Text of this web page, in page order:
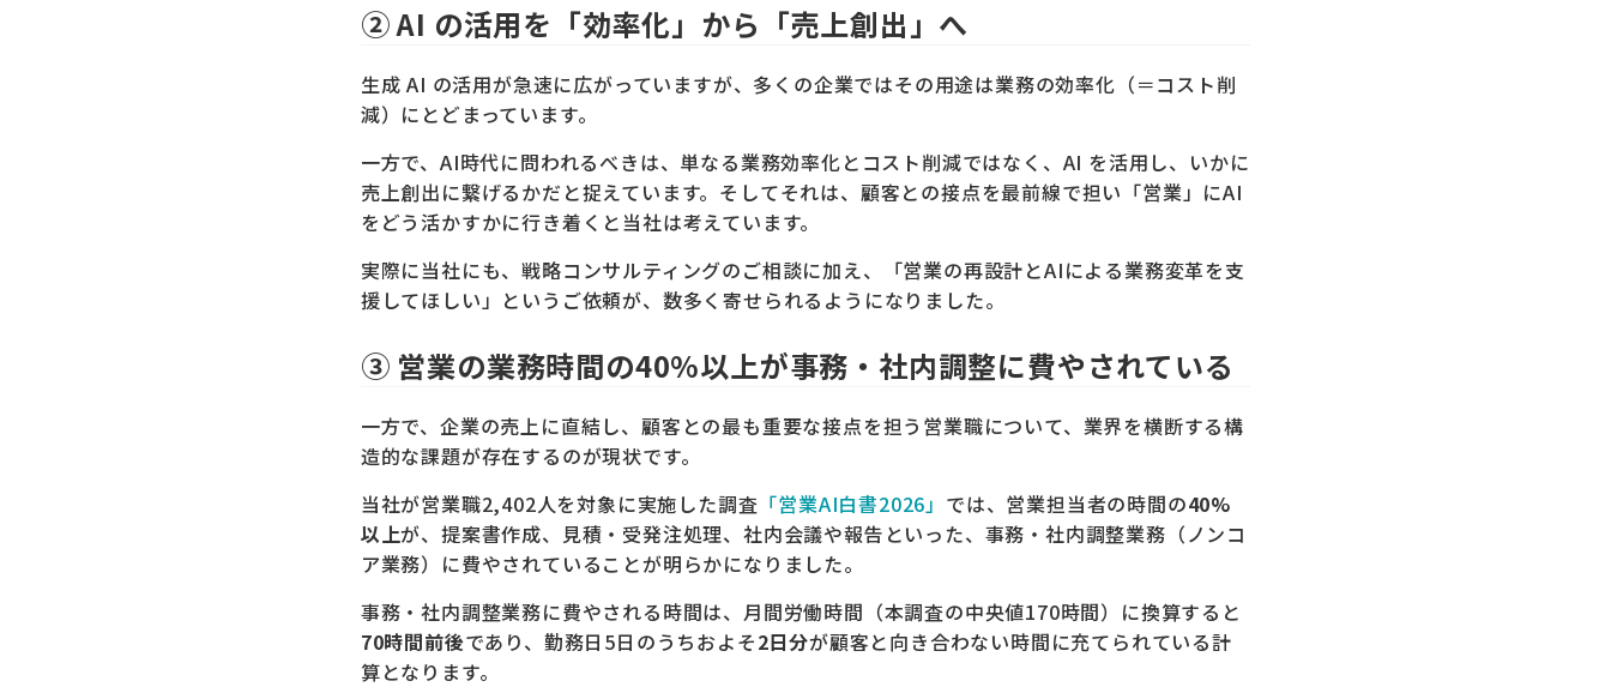
② AI の活用を「効率化」から「売上創出」へ
生成 AI の活用が急速に広がっていますが、多くの企業ではその用途は業務の効率化（＝コスト削
減）にとどまっています。
一方で、AI時代に問われるべきは、単なる業務効率化とコスト削減ではなく、AI を活用し、いかに
売上創出に繋げるかだと捉えています。そしてそれは、顧客との接点を最前線で担い「営業」にAI
をどう活かすかに行き着くと当社は考えています。
実際に当社にも、戦略コンサルティングのご相談に加え、「営業の再設計とAIによる業務変革を支
援してほしい」というご依頼が、数多く寄せられるようになりました。
③ 営業の業務時間の40%以上が事務・社内調整に費やされている
一方で、企業の売上に直結し、顧客との最も重要な接点を担う営業職について、業界を横断する構
造的な課題が存在するのが現状です。
当社が営業職2,402人を対象に実施した調査 「営業AI白書2026」 では、営業担当者の時間の40%
以上が、提案書作成、見積・受発注処理、社内会議や報告といった、事務・社内調整業務（ノンコ
ア業務）に費やされていることが明らかになりました。
事務・社内調整業務に費やされる時間は、月間労働時間（本調査の中央値170時間）に換算すると
70時間前後であり、勤務日5日のうちおよそ2日分が顧客と向き合わない時間に充てられている計
算となります。